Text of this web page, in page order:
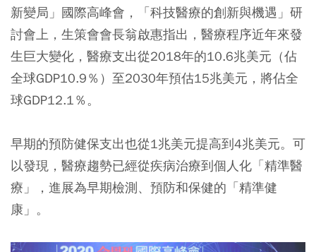
新變局」國際高峰會，「科技醫療的創新與機遇」研
討會上，生策會會長翁啟惠指出，醫療程序近年來發
生巨大變化，醫療支出從2018年的10.6兆美元（佔
全球GDP10.9％）至2030年預估15兆美元，將佔全
球GDP12.1％。
早期的預防健保支出也從1兆美元提高到4兆美元。可
以發現，醫療趨勢已經從疾病治療到個人化「精準醫
療」，進展為早期檢測、預防和保健的「精準健
康」。